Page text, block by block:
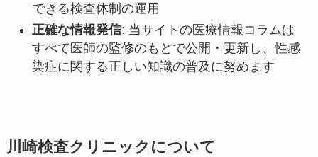
できる検査体制の運用
正確な情報発信: 当サイトの医療情報コラムは
すべて医師の監修のもとで公開・更新し、性感
染症に関する正しい知識の普及に努めます
川崎検査クリニックについて